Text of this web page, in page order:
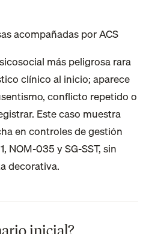
acompañadas por ACS
más peligrosa rara
clínico al inicio; aparece
conflicto repetido o
Este caso muestra
en controles de gestión
NOM-035 y SG-SST, sin
decorativa.
inicial?